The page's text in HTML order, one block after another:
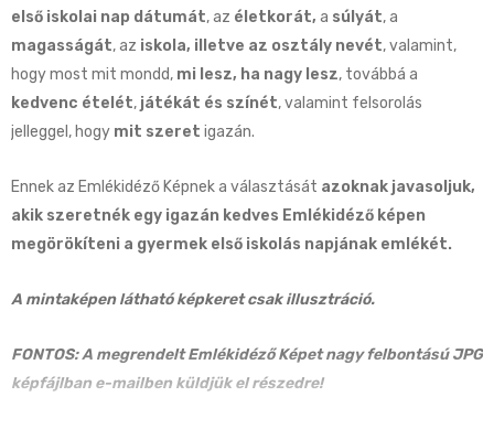
első iskolai nap dátumát, az életkorát, a súlyát, a
magasságát, az iskola, illetve az osztály nevét, valamint,
hogy most mit mondd, mi lesz, ha nagy lesz, továbbá a
kedvenc ételét, játékát és színét, valamint felsorolás
jelleggel, hogy mit szeret igazán.
Ennek az Emlékidéző Képnek a választását azoknak javasoljuk,
akik szeretnék egy igazán kedves Emlékidéző képen
megörökíteni a gyermek első iskolás napjának emlékét.
A mintaképen látható képkeret csak illusztráció.
FONTOS: A megrendelt Emlékidéző Képet nagy felbontású JPG
képfájlban e-mailben küldjük el részedre!